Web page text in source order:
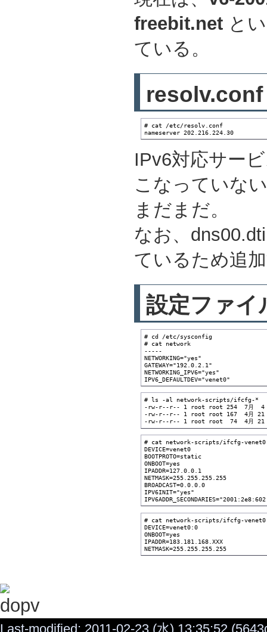
freebit.net と
ている。
# cat /etc/resolv.conf
nameserver 202.216.224.30
IPv6対応サー
こなっていな
まだまだ。
なお、
ているため追
設定ファ
# cd /etc/sysconfig
# cat network
-----
NETWORKING="yes"
GATEWAY="192.0.2.1"
NETWORKING_IPV6="yes"
IPV6_DEFAULTDEV="venet0"
# ls -al network-scripts/ifcfg-*
-rw-r--r-- 1 root root 254  7月  4
-rw-r--r-- 1 root root 167  4月 21
-rw-r--r-- 1 root root  74  4月 21
# cat network-scripts/ifcfg-venet0
DEVICE=venet0
BOOTPROTO=static
ONBOOT=yes
IPADDR=127.0.0.1
NETMASK=255.255.255.255
BROADCAST=0.0.0.0
IPV6INIT="yes"
# cat network-scripts/ifcfg-
DEVICE=venet0:0
ONBOOT=yes
IPADDR=183.181.168.XXX
NETMASK=255.255.255.255
Last-modified: 2011-02-23 (水) 13:35:52